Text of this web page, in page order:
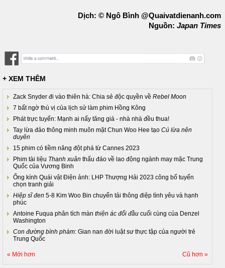
Dịch: © Ngô Bình @Quaivatdienanh.com
Nguồn: Japan Times
+ XEM THÊM
Zack Snyder đi vào thiên hà: Chia sẻ độc quyền về Rebel Moon
7 bất ngờ thú vị của lịch sử làm phim Hồng Kông
Phát trực tuyến: Mạnh ai nấy tăng giá - nhà nhà đều thua!
Tay lừa đảo thông minh muôn mặt Chun Woo Hee tạo Cú lừa nên
duyên
15 phim có tiềm năng đột phá từ Cannes 2023
Phim tài liệu Thanh xuân thấu đáo về lao động ngành may mặc Trung
Quốc của Vương Binh
Ống kính Quái vật Điện ảnh: LHP Thượng Hải 2023 công bố tuyển
chọn tranh giải
Hiệp sĩ đen 5-8 Kim Woo Bin chuyển tải thông điệp tình yêu và hạnh
phúc
Antoine Fuqua phân tích màn thiện ác đối đầu cuối cùng của Denzel
Washington
Con đường bình phàm: Gian nan đời luật sư thực tập của người trẻ
Trung Quốc
« Mới hơn Cũ hơn »